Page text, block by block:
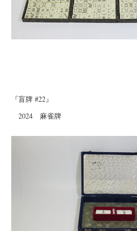
『盲牌 #22』
2024 麻雀牌